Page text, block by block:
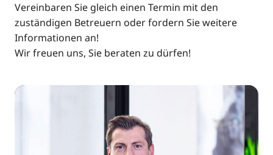
Bauweise / Nutzung:
Ländliche Lage
Öffentliche Anbindung:
Vereinbaren Sie gleich einen Termin mit den
zuständigen Betreuern oder fordern Sie weitere
Informationen an!
Wir freuen uns, Sie beraten zu dürfen!